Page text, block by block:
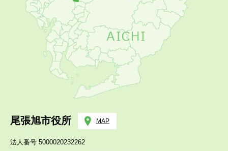
尾張旭市役所 MAP
法人番号 5000020232262